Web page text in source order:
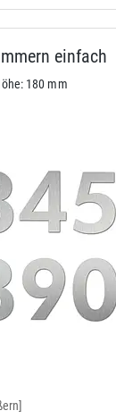
einfach
180 mm